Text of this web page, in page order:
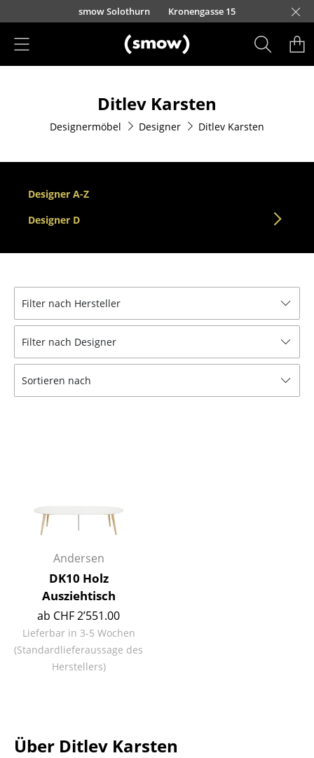
Direkt zum Inhaltsmow Solothurn Kronengasse 15
Esszimmerstühle
Sofas
Sessel
Loungesessel
Barhocker
Bänke & Liegen
Sitzsäcke
Konferenzstühle
Bürosessel
Einzelteile
... alle Sitzmöbel
Tische
Esstische
Ditlev Karsten
Designermöbel Designer Ditlev Karsten
Designer A-Z
Designer D
Filter nach Hersteller
Filter nach Designer
Sortieren nach
Andersen
DK10 Holz
Ausziehtisch
ab CHF 2’551.00
Lieferbar in 3-5 Wochen
(Standardlieferaussage des
Herstellers)
Über Ditlev Karsten